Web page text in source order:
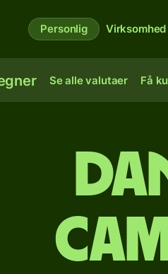
Personlig Virksomhed
Se alle valutaer Få